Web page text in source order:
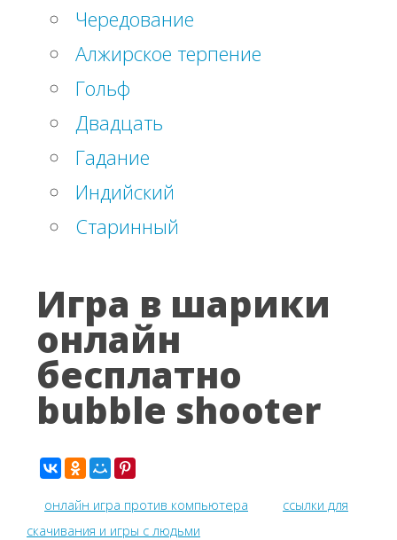
Чередование
Алжирское терпение
Гольф
Двадцать
Гадание
Индийский
Старинный
Игра в шарики
онлайн
бесплатно
bubble shooter
онлайн игра против компьютера
ссылки для
скачивания и игры с людьми